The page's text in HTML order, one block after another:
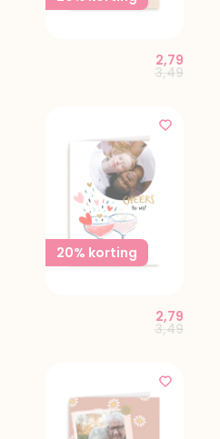
from Price
3,49to
2,79
from
20% korting
Price
3,49to
2,79